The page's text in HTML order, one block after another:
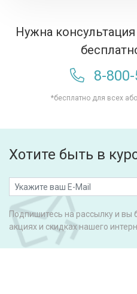
Нужна
8-
*бесплатно для всех
Хотите быть в
Подпишитесь на рассылку и вы
акциях и скидках нашего